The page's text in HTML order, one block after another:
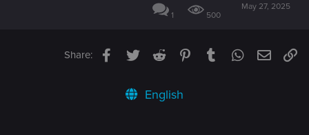
1 500
May 27, 2025
Share: Facebook
TwitterReddit PinterestTumblrWhatsApp
Email
English